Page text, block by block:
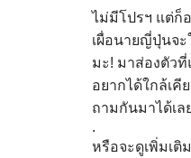
ไม่มีโปรฯ แต่ก็
เผื่อนายญี่ปุ่นจะ
มะ! มาส่องตัว
อยากได้ใกล้เคี
ถามกันมาได้เล
.
หรือจะดูเพิ่มเติ